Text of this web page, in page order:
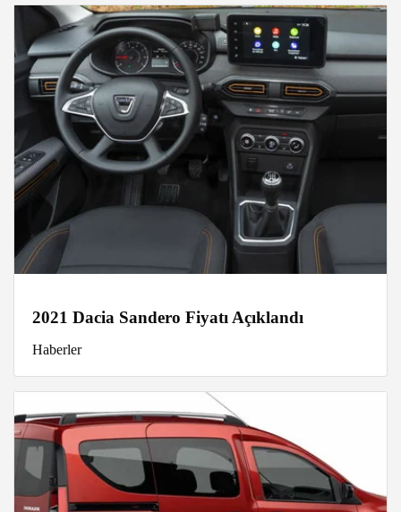
2021 Dacia Sandero Fiyatı Açıklandı
Haberler